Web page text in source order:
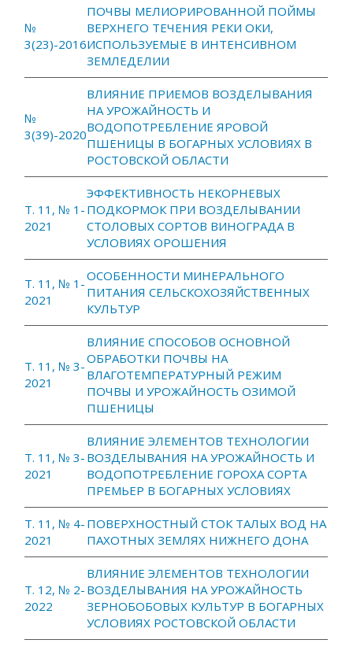
№
3(23)-2016
ПОЧВЫ МЕЛИОРИРОВАННОЙ ПОЙМЫ
ВЕРХНЕГО ТЕЧЕНИЯ РЕКИ ОКИ,
ИСПОЛЬЗУЕМЫЕ В ИНТЕНСИВНОМ
ЗЕМЛЕДЕЛИИ
№
3(39)-2020
ВЛИЯНИЕ ПРИЕМОВ ВОЗДЕЛЫВАНИЯ
НА УРОЖАЙНОСТЬ И
ВОДОПОТРЕБЛЕНИЕ ЯРОВОЙ
ПШЕНИЦЫ В БОГАРНЫХ УСЛОВИЯХ В
РОСТОВСКОЙ ОБЛАСТИ
Т. 11, № 1-
2021
ЭФФЕКТИВНОСТЬ НЕКОРНЕВЫХ
ПОДКОРМОК ПРИ ВОЗДЕЛЫВАНИИ
СТОЛОВЫХ СОРТОВ ВИНОГРАДА В
УСЛОВИЯХ ОРОШЕНИЯ
Т. 11, № 1-
2021
ОСОБЕННОСТИ МИНЕРАЛЬНОГО
ПИТАНИЯ СЕЛЬСКОХОЗЯЙСТВЕННЫХ
КУЛЬТУР
Т. 11, № 3-
2021
ВЛИЯНИЕ СПОСОБОВ ОСНОВНОЙ
ОБРАБОТКИ ПОЧВЫ НА
ВЛАГОТЕМПЕРАТУРНЫЙ РЕЖИМ
ПОЧВЫ И УРОЖАЙНОСТЬ ОЗИМОЙ
ПШЕНИЦЫ
Т. 11, № 3-
2021
ВЛИЯНИЕ ЭЛЕМЕНТОВ ТЕХНОЛОГИИ
ВОЗДЕЛЫВАНИЯ НА УРОЖАЙНОСТЬ И
ВОДОПОТРЕБЛЕНИЕ ГОРОХА СОРТА
ПРЕМЬЕР В БОГАРНЫХ УСЛОВИЯХ
Т. 11, № 4-
2021
ПОВЕРХНОСТНЫЙ СТОК ТАЛЫХ ВОД НА
ПАХОТНЫХ ЗЕМЛЯХ НИЖНЕГО ДОНА
Т. 12, № 2-
2022
ВЛИЯНИЕ ЭЛЕМЕНТОВ ТЕХНОЛОГИИ
ВОЗДЕЛЫВАНИЯ НА УРОЖАЙНОСТЬ
ЗЕРНОБОБОВЫХ КУЛЬТУР В БОГАРНЫХ
УСЛОВИЯХ РОСТОВСКОЙ ОБЛАСТИ